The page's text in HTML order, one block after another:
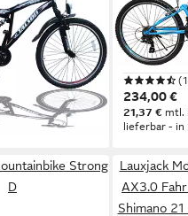
Raten
Werktagen bei dir
mit
46 cm
21 Gänge
100 kg Zul.
234,00 €
21,37 € mtl.
lieferbar -
Strong
D
Lauxjack
AX3.0
Shimano 21